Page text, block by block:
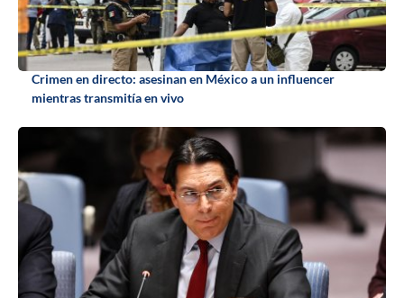
Crimen en directo: asesinan en México a un influencer
mientras transmitía en vivo